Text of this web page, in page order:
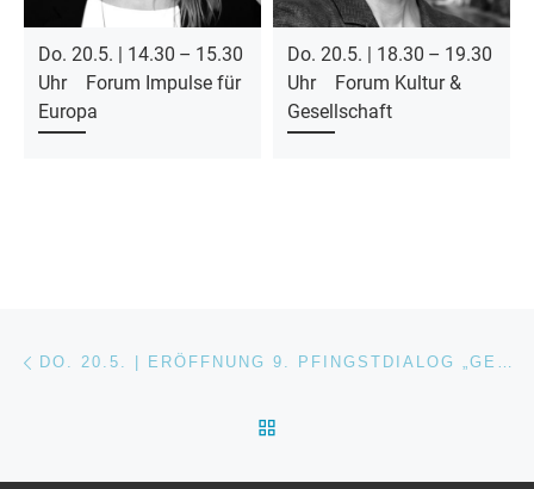
Do. 20.5. | 14.30 – 15.30
Uhr Forum Impulse für
Europa
Do. 20.5. | 18.30 – 19.30
Uhr Forum Kultur &
Gesellschaft
Beitragsnavigation DO. 20.5. | ERÖFFNUNG 9. PFINGSTDIALOG „GEIST & GEGENWART“ 2021